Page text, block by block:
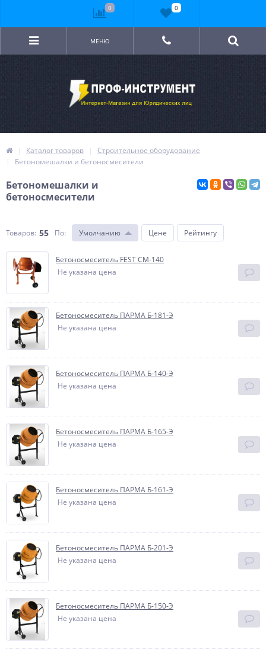
МЕНЮ
Каталог товаров
Строительное оборудование
Бетономешалки и бетоносмесители
Бетономешалки и
бетоносмесители
Товаров: 55 По: Умолчанию Цене Рейтингу
Бетоносмеситель FEST СМ-140
Не указана цена
Бетоносмеситель ПАРМА Б-181-Э
Не указана цена
Бетоносмеситель ПАРМА Б-140-Э
Не указана цена
Бетоносмеситель ПАРМА Б-165-Э
Не указана цена
Бетоносмеситель ПАРМА Б-161-Э
Не указана цена
Бетоносмеситель ПАРМА Б-201-Э
Не указана цена
Бетоносмеситель ПАРМА Б-150-Э
Не указана цена
0 0